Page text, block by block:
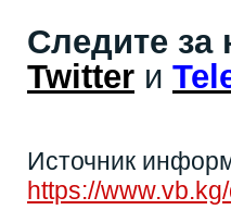
Следите
Twitter и
Источник
https://